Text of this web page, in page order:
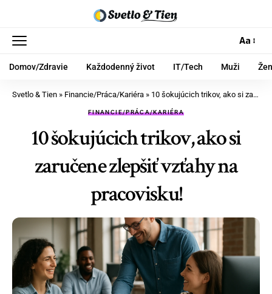
Aa
Domov/Zdravie Každodenný život IT/Tech Muži
Svetlo & Tien » Financie/Práca/Kariéra » 10 šokujúcich trikov, ako si zaručene zlepšiť vzťahy na pracovisku!
FINANCIE/PRÁCA/KARIÉRA
10 šokujúcich trikov, ako si
zaručene zlepšiť vzťahy na
pracovisku!